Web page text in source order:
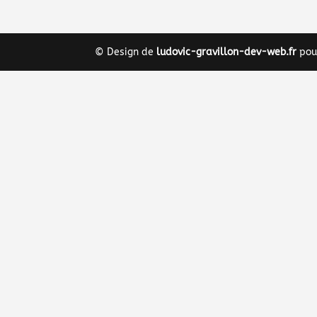
© Design de ludovic-gravillon-dev-web.fr